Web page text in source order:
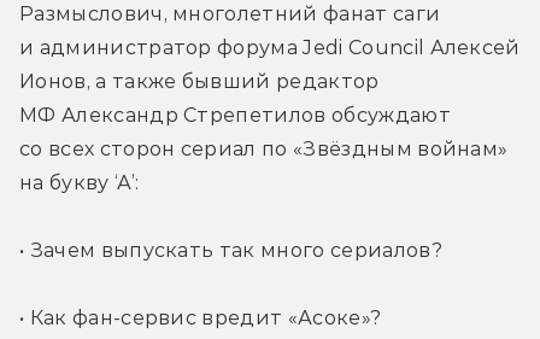
Размыслович, многолетний фанат саги
и администратор форума Jedi Council Алексей
Ионов, а также бывший редактор
МФ Александр Стрепетилов обсуждают
со всех сторон сериал по «Звёздным войнам»
на букву ‘А’:
• Зачем выпускать так много сериалов?
• Как фан-сервис вредит «Асоке»?